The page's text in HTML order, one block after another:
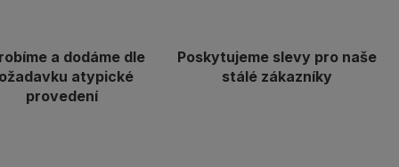
a dodáme dle
atypické
provedení
Poskytujeme slevy pro naše
stálé zákazníky